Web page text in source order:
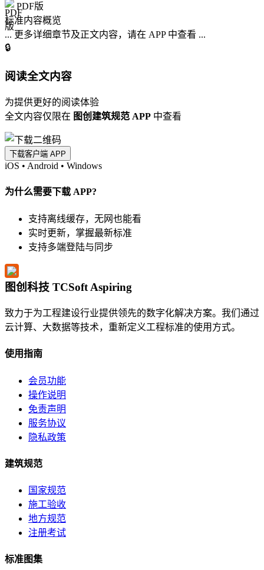
PDF版
标准内容概览
... 更多详细章节及正文内容，请在 APP 中查看 ...
🔒
阅读全文内容
为提供更好的阅读体验
全文内容仅限在 图创建筑规范 APP 中查看
下载客户端 APP
iOS • Android • Windows
为什么需要下载 APP?
支持离线缓存，无网也能看
实时更新，掌握最新标准
支持多端登陆与同步
图创科技 TCSoft Aspiring
致力于为工程建设行业提供领先的数字化解决方案。我们通过
云计算、大数据等技术，重新定义工程标准的使用方式。
使用指南
会员功能
操作说明
免责声明
服务协议
隐私政策
建筑规范
国家规范
施工验收
地方规范
注册考试
标准图集